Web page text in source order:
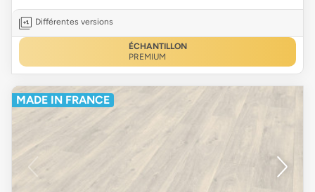
Différentes versions
ÉCHANTILLON
PREMIUM
MADE IN FRANCE